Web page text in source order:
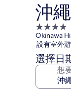
沖
4.0
星
級
住
宿
Okinawa
設有室外
選擇日
想